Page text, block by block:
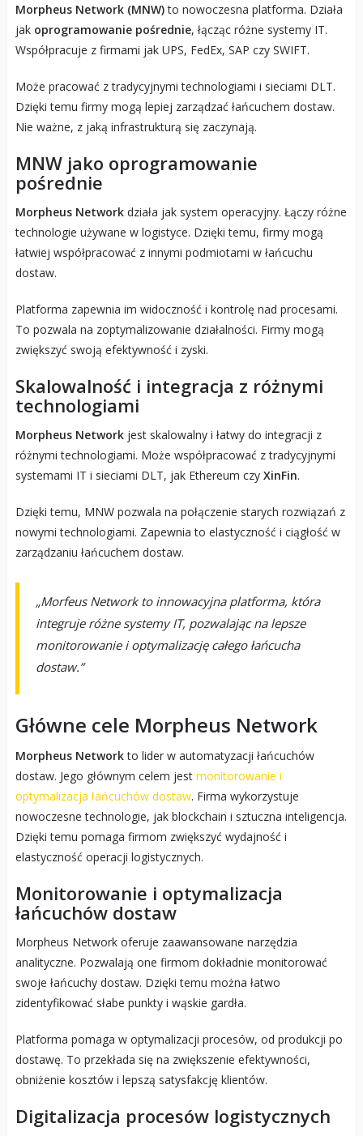
Morpheus Network (MNW)to nowoczesna platforma. Działa
jak oprogramowanie pośrednie, łącząc różne systemy IT.
Współpracuje z firmami jak UPS, FedEx, SAP czy SWIFT.
Może pracować z tradycyjnymi technologiami i sieciami DLT.
Dzięki temu firmy mogą lepiej zarządzać łańcuchem dostaw.
Nie ważne, z jaką infrastrukturą się zaczynają.
MNW jako oprogramowanie
pośrednie
Morpheus Networkdziała jak system operacyjny. Łączy różne
technologie używane w logistyce. Dzięki temu, firmy mogą
łatwiej współpracować z innymi podmiotami w łańcuchu
dostaw.
Platforma zapewnia im widoczność i kontrolę nad procesami.
To pozwala na zoptymalizowanie działalności. Firmy mogą
zwiększyć swoją efektywność i zyski.
Skalowalność i integracja z różnymi
technologiami
Morpheus Networkjest skalowalny i łatwy do integracji z
różnymi technologiami. Może współpracować z tradycyjnymi
systemami IT i sieciami DLT, jak Ethereum czy XinFin.
Dzięki temu, MNW pozwala na połączenie starych rozwiązań z
nowymi technologiami. Zapewnia to elastyczność i ciągłość w
zarządzaniu łańcuchem dostaw.
„Morfeus Network to innowacyjna platforma, która
integruje różne systemy IT, pozwalając na lepsze
monitorowanie i optymalizację całego łańcucha
dostaw.”
Główne cele Morpheus Network
Morpheus Networkto lider w automatyzacji łańcuchów
dostaw. Jego głównym celem jest monitorowanie i
optymalizacja łańcuchów dostaw. Firma wykorzystuje
nowoczesne technologie, jak blockchain i sztuczna inteligencja.
Dzięki temu pomaga firmom zwiększyć wydajność i
elastyczność operacji logistycznych.
Monitorowanie i optymalizacja
łańcuchów dostaw
Morpheus Network oferuje zaawansowane narzędzia
analityczne. Pozwalają one firmom dokładnie monitorować
swoje łańcuchy dostaw. Dzięki temu można łatwo
zidentyfikować słabe punkty i wąskie gardła.
Platforma pomaga w optymalizacji procesów, od produkcji po
dostawę. To przekłada się na zwiększenie efektywności,
obniżenie kosztów i lepszą satysfakcję klientów.
Digitalizacja procesów logistycznych